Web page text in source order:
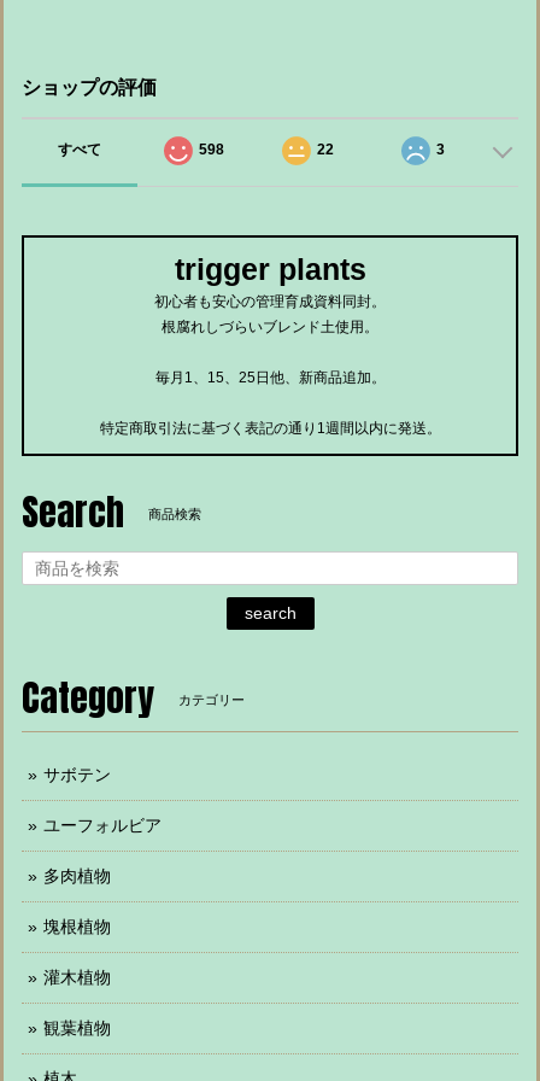
ショップの評価
すべて 598 22 3
trigger plants
初心者も安心の管理育成資料同封。
根腐れしづらいブレンド土使用。
毎月1、15、25日他、新商品追加。
特定商取引法に基づく表記の通り1週間以内に発送。
Search 商品検索
search
Category カテゴリー
サボテン
ユーフォルビア
多肉植物
塊根植物
灌木植物
観葉植物